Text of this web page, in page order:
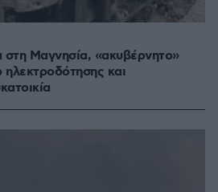
Μαγνησία, «ακυβέρνητο»
και